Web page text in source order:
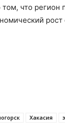
что регион
рост
Хакасия